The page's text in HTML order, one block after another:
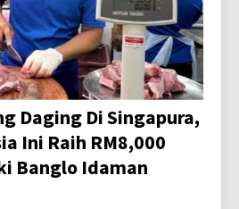
Daging Di Singapura,
Ini Raih RM8,000
Banglo Idaman